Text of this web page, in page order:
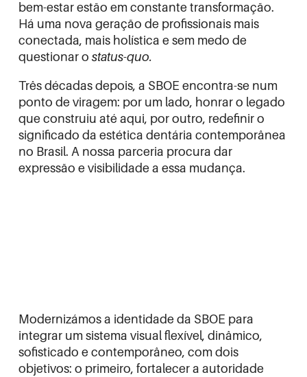
bem-estar estão em constante transformação.
Há uma nova geração de profissionais mais
conectada, mais holística e sem medo de
questionar o status-quo.
Três décadas depois, a SBOE encontra-se num
ponto de viragem: por um lado, honrar o legado
que construiu até aqui, por outro, redefinir o
significado da estética dentária contemporânea
no Brasil. A nossa parceria procura dar
expressão e visibilidade a essa mudança.
Modernizámos a identidade da SBOE para
integrar um sistema visual flexível, dinâmico,
sofisticado e contemporâneo, com dois
objetivos: o primeiro, fortalecer a autoridade